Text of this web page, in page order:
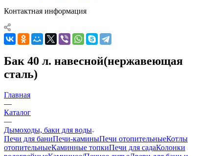
Контактная информация
Бак 40 л. навесной(нержавеющая
сталь)
Главная
—
Каталог
—
Дымоходы, баки для воды
Печи для баниПечи-каминыПечи отопительныеКотлы
отопительныеКаминные топкиПечи для садаКолонки